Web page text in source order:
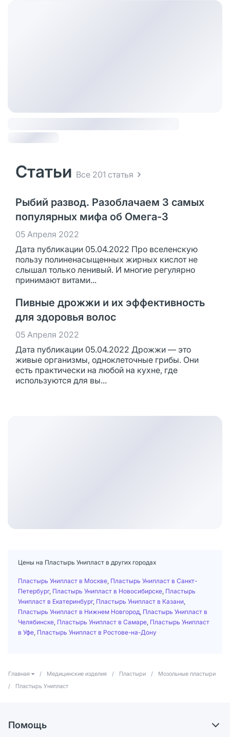
Статьи Все 201 статья
Рыбий развод. Разоблачаем 3 самых
популярных мифа об Омега-3
05 Апреля 2022
Дата публикации 05.04.2022 Про вселенскую
пользу полиненасыщенных жирных кислот не
слышал только ленивый. И многие регулярно
принимают витами...
Пивные дрожжи и их эффективность
для здоровья волос
05 Апреля 2022
Дата публикации 05.04.2022 Дрожжи — это
живые организмы, одноклеточные грибы. Они
есть практически на любой на кухне, где
используются для вы...
Цены на Пластырь Унипласт в других городах
Пластырь Унипласт в Москве Пластырь Унипласт в Санкт-
Петербург, Пластырь Унипласт в Новосибирске Пластырь
Унипласт в Екатеринбург, Пластырь Унипласт в Казани
Пластырь Унипласт в Нижнем Новгород Пластырь Унипласт в
Челябинске Пластырь Унипласт в Самаре Пластырь Унипласт
в Уфе Пластырь Унипласт в Ростове-на-Дону
Главная / Медицинские изделия / Пластыри /
Мозольные пластыри
/
Пластырь Унипласт
Помощь